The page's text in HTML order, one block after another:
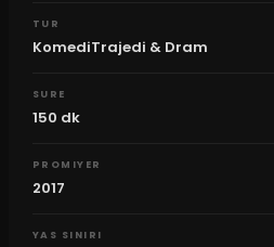
TUR
KomediTrajedi & Dram
SURE
150 dk
PROMIYER
2017
YAS SINIRI